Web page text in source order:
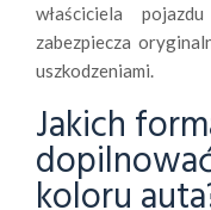
właściciela
zabezpiecza
uszkodzeniami.
Jakich
koloru